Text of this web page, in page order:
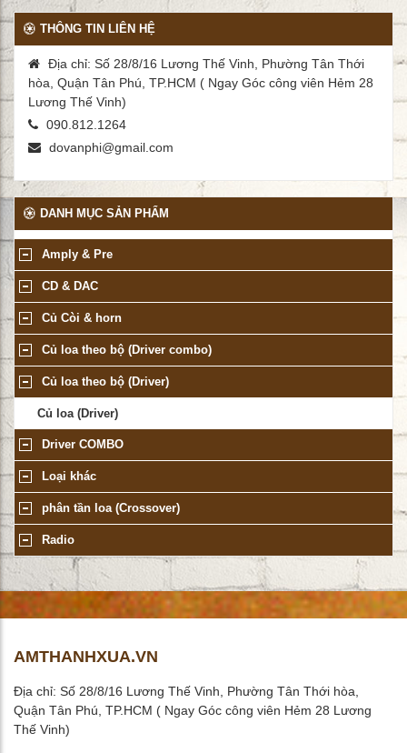
THÔNG TIN LIÊN HỆ
Địa chỉ: Số 28/8/16 Lương Thế Vinh, Phường Tân Thới
hòa, Quận Tân Phú, TP.HCM ( Ngay Góc công viên Hẻm 28
Lương Thế Vinh)
090.812.1264
dovanphi@gmail.com
DANH MỤC SẢN PHẨM
Amply & Pre
CD & DAC
Củ Còi & horn
Củ loa theo bộ (Driver combo)
Củ loa theo bộ (Driver)
Củ loa (Driver)
Driver COMBO
Loại khác
phân tần loa (Crossover)
Radio
AMTHANHXUA.VN
Địa chỉ: Số 28/8/16 Lương Thế Vinh, Phường Tân Thới hòa,
Quận Tân Phú, TP.HCM ( Ngay Góc công viên Hẻm 28 Lương
Thế Vinh)